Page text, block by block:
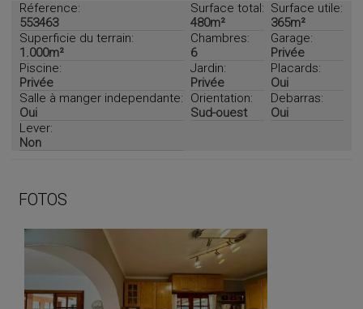
Réference:
553463
Surface total:
480m²
Surface utile:
365m²
Superficie du terrain:
1.000m²
Chambres:
6
Garage:
Privée
Piscine:
Privée
Jardin:
Privée
Placards:
Oui
Salle à manger independante:
Oui
Orientation:
Sud-ouest
Debarras:
Oui
Lever:
Non
FOTOS